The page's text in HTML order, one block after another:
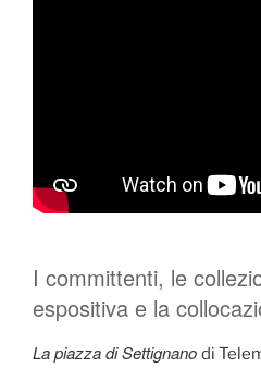
I committenti, le
espositiva e la
La piazza di Settignano di